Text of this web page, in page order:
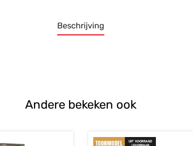
Beschrijving
Andere bekeken ook